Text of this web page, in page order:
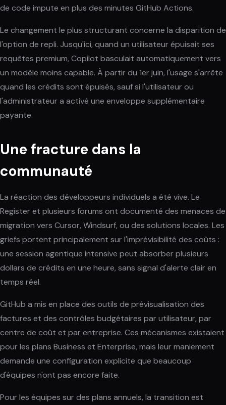
de code impute en plus des minutes GitHub Actions.
Le changement le plus structurant concerne la disparition de
l'option de repli. Jusqu'ici, quand un utilisateur épuisait ses
requêtes premium, Copilot basculait automatiquement vers
un modèle moins capable. À partir du 1er juin, l'usage s'arrête
quand les crédits sont épuisés, sauf si l'utilisateur ou
l'administrateur a activé une enveloppe supplémentaire
payante.
Une fracture dans la
communauté
La réaction des développeurs individuels a été vive. Le
Register et plusieurs forums ont documenté des menaces de
migration vers Cursor, Windsurf, ou des solutions locales. Les
griefs portent principalement sur l'imprévisibilité des coûts :
une session agentique intensive peut absorber plusieurs
dollars de crédits en une heure, sans signal d'alerte clair en
temps réel.
GitHub a mis en place des outils de prévisualisation des
factures et des contrôles budgétaires par utilisateur, par
centre de coût et par entreprise. Ces mécanismes existaient
pour les plans Business et Enterprise, mais leur maniement
demande une configuration explicite que beaucoup
d'équipes n'ont pas encore faite.
Pour les équipes sur des plans annuels, la transition est